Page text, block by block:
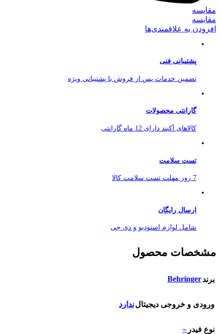
مقایسه
مقایسه
افزودن به علاقمندی‌ها
پشتیبانی فنی
تضمین خدمات پس از فروش با پشتیبانی ویژه
گارانتی محصولات
کالاهای آکبند دارای 12 ماه گارانتی
تست سلامت
7 روز مهلت تست سلامت کالا
ارسال رایگان
شامل لوازم استودیو و دی جی
مشخصات محصول
برندBehringer
ورودی و خروجی دیجیتالندارد
نوع فیدر –